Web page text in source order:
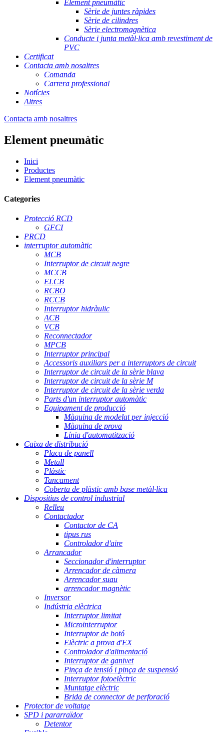
Element pneumàtic
Sèrie de juntes ràpides
Sèrie de cilindres
Sèrie electromagnètica
Conducte i junta metàl·lica amb revestiment de
PVC
Certificat
Contacta amb nosaltres
Comanda
Carrera professional
Notícies
Altres
Contacta amb nosaltres
Element pneumàtic
Inici
Productes
Element pneumàtic
Categories
Protecció RCD
GFCI
PRCD
interruptor automàtic
MCB
Interruptor de circuit negre
MCCB
ELCB
RCBO
RCCB
Interruptor hidràulic
ACB
VCB
Reconnectador
MPCB
Interruptor principal
Accessoris auxiliars per a interruptors de circuit
Interruptor de circuit de la sèrie blava
Interruptor de circuit de la sèrie M
Interruptor de circuit de la sèrie verda
Parts d'un interruptor automàtic
Equipament de producció
Màquina de modelat per injecció
Màquina de prova
Línia d'automatització
Caixa de distribució
Placa de panell
Metall
Plàstic
Tancament
Coberta de plàstic amb base metàl·lica
Dispositius de control industrial
Relleu
Contactador
Contactor de CA
tipus rus
Controlador d'aire
Arrancador
Seccionador d'interruptor
Arrencador de càmera
Arrencador suau
arrencador magnètic
Inversor
Indústria elèctrica
Interruptor limitat
Microinterruptor
Interruptor de botó
Elèctric a prova d'EX
Controlador d'alimentació
Interruptor de ganivet
Pinça de tensió i pinça de suspensió
Interruptor fotoelèctric
Muntatge elèctric
Brida de connector de perforació
Protector de voltatge
SPD i pararraïdor
Detentor